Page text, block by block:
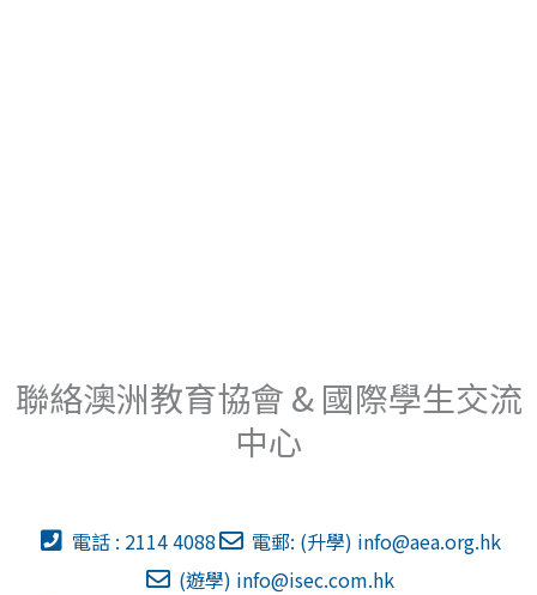
聯絡澳洲教育協會 & 國際學生交流
中心
電話 : 2114 4088 電郵: (升學) info@aea.org.hk
(遊學) info@isec.com.hk